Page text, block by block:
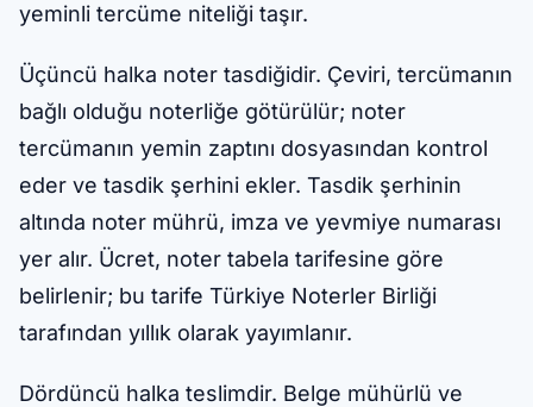
yeminli tercüme niteliği taşır.
Üçüncü halka noter tasdiğidir. Çeviri, tercümanın
bağlı olduğu noterliğe götürülür; noter
tercümanın yemin zaptını dosyasından kontrol
eder ve tasdik şerhini ekler. Tasdik şerhinin
altında noter mührü, imza ve yevmiye numarası
yer alır. Ücret, noter tabela tarifesine göre
belirlenir; bu tarife Türkiye Noterler Birliği
tarafından yıllık olarak yayımlanır.
Dördüncü halka teslimdir. Belge mühürlü ve